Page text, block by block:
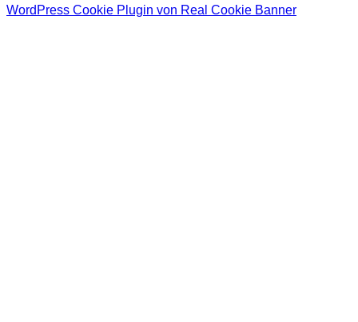
WordPress Cookie Plugin von Real Cookie Banner